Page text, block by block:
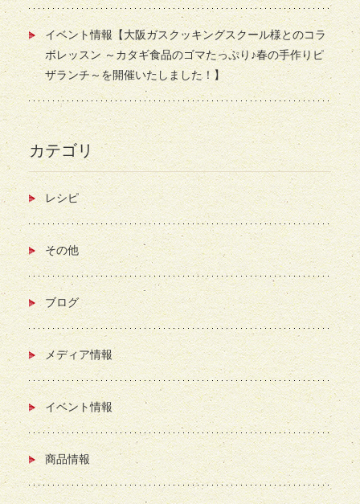
イベント情報【大阪ガスクッキングスクール様とのコラ
ボレッスン ～カタギ食品のゴマたっぷり♪春の手作りピ
ザランチ～を開催いたしました！】
カテゴリ
レシピ
その他
ブログ
メディア情報
イベント情報
商品情報